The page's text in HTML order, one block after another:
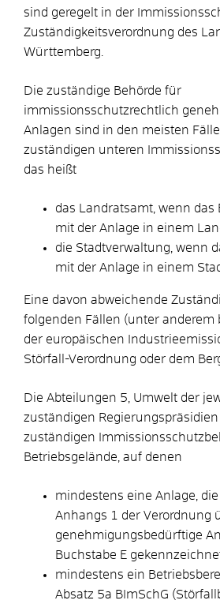
sind geregelt in der
Zuständigkeitsverordnung des
Württemberg.
Die zuständige Behörde für
immissionsschutzrechtlich
Anlagen sind in den meisten
zuständigen unteren
das heißt
das Landratsamt, wenn das
mit der Anlage in einem
die Stadtverwaltung, wenn
mit der Anlage in einem
Eine davon abweichende
folgenden Fällen (unter anderem
der europäischen
Störfall-Verordnung oder dem
Die Abteilungen 5, Umwelt der
zuständigen
zuständigen
Betriebsgelände, auf denen
mindestens eine Anlage,
Anhangs 1 der Verordnung
genehmigungsbedürftige
Buchstabe E
mindestens ein
Absatz 5a BImSchG